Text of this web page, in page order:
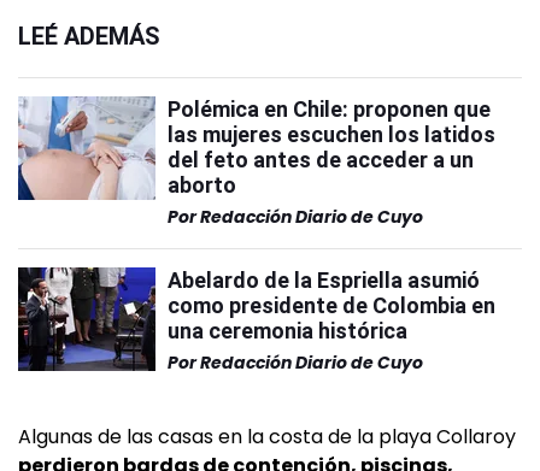
LEÉ ADEMÁS
Polémica en Chile: proponen que
las mujeres escuchen los latidos
del feto antes de acceder a un
aborto
PorRedacción Diario de Cuyo
Abelardo de la Espriella asumió
como presidente de Colombia en
una ceremonia histórica
PorRedacción Diario de Cuyo
Algunas de las casas en la costa de la playa Collaroy